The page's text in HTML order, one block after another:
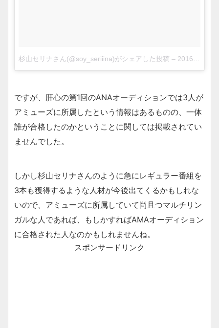
杉山セリナさん(@soy_seriiina)がシェアした投稿 – 2016 4月 2 8:50午前 PDT
ですが、肝心の第1回のANAオーディションでは3人が
アミューズに所属したという情報はあるものの、一体
誰が合格したのかということに関しては掲載されてい
ませんでした。
しかし杉山セリナさんのように急にレギュラー番組を
3本も獲得するような人材が今後出てくるかもしれな
いので、アミューズに所属していて尚且つマルチリン
ガルな人であれば、もしかすればAMAオーディション
に合格された人なのかもしれませんね。
スポンサードリンク